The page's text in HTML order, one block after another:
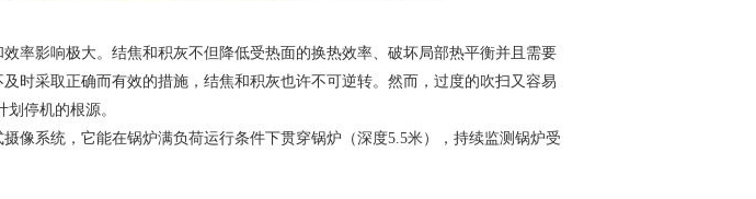
率影响极大。 结焦和积灰不但降低受热面的换热效率、破坏局部热平衡并且需要
及时采取正确而有效的措施，结焦和积灰也许不可逆转。然而，过度的吹扫又容易
停机的根源。
像系统，它能在锅炉满负荷运行条件下贯穿锅炉（深度5.5米）， 持续监测锅炉受